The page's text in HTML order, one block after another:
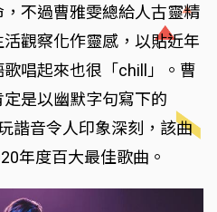
不過曹雅雯總給人古靈精
觀察化作靈感，以貼近年
唱起來也很「chill」。曹
是以幽默字句寫下的
諧音令人印象深刻，該曲
年度百大最佳歌曲。